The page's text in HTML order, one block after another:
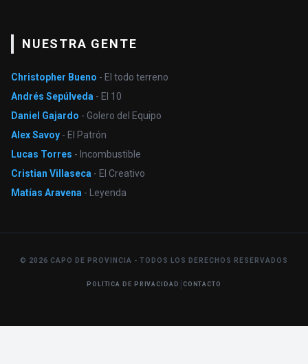
NUESTRA GENTE
Christopher Bueno - El todo terreno
Andrés Sepúlveda - El 10
Daniel Gajardo - Golero del Equipo
Alex Savoy - El Patrón
Lucas Torres - Incombustible
Cristian Villaseca - El Creativo
Matías Aravena - Leyenda
© 2026 CAPO DE PROVINCIA - TODOS LOS DERECHOS RESERVADOS
POLÍTICA DE PRIVACIDAD | CONTACTO